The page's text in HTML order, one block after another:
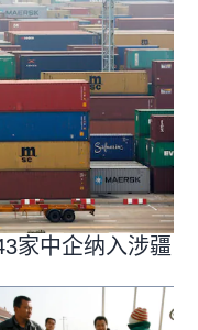
家中企纳入涉疆